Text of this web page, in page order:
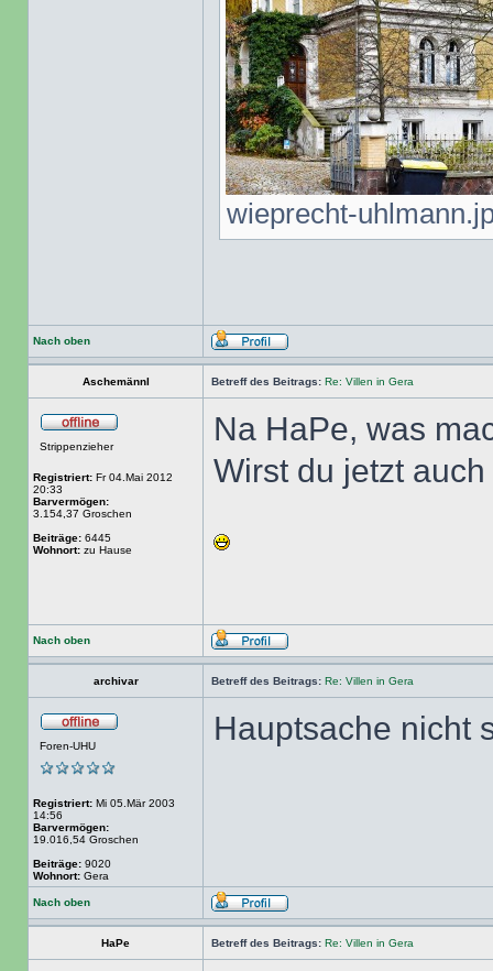
wieprecht-
Nach oben
Aschemännl Betreff des Beitrags: Re: Villen in Gera
Strippenzieher
Registriert: Fr 04.Mai 2012
20:33
Barvermögen:
3.154,37 Groschen
Beiträge: 6445
Wohnort: zu Hause
Na HaPe, was
Wirst du jetzt
Nach oben
archivar Betreff des Beitrags: Re: Villen in Gera
Foren-UHU
Registriert: Mi 05.Mär 2003
14:56
Barvermögen:
19.016,54 Groschen
Beiträge: 9020
Wohnort: Gera
Hauptsache nicht
Nach oben
HaPe Betreff des Beitrags: Re: Villen in Gera